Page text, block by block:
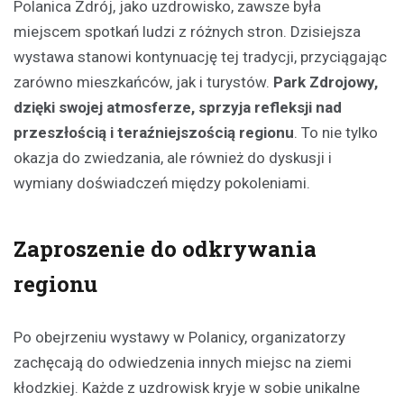
Polanica Zdrój, jako uzdrowisko, zawsze była
miejscem spotkań ludzi z różnych stron. Dzisiejsza
wystawa stanowi kontynuację tej tradycji, przyciągając
zarówno mieszkańców, jak i turystów. Park Zdrojowy,
dzięki swojej atmosferze, sprzyja refleksji nad
przeszłością i teraźniejszością regionu. To nie tylko
okazja do zwiedzania, ale również do dyskusji i
wymiany doświadczeń między pokoleniami.
Zaproszenie do odkrywania
regionu
Po obejrzeniu wystawy w Polanicy, organizatorzy
zachęcają do odwiedzenia innych miejsc na ziemi
kłodzkiej. Każde z uzdrowisk kryje w sobie unikalne